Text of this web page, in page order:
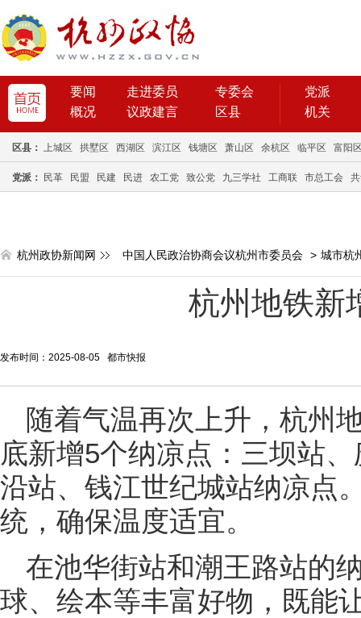
要闻 走进委员
专委会
概况
议政建言 区县
党派
机关
区县： 上城区 拱墅区 西湖区 滨江区 钱塘区 萧山区 余杭区 临平区 富阳
党派： 民革 民盟 民建 民进 农工党 致公党 九三学社 工商联 市总工会
杭州政协新闻网 中国人民政治协商会议杭州市委员会 > 城市杭
杭州地铁新
发布时间：2025-08-05 都市快报
随着气温再次上升，杭州
底新增5个纳凉点：三坝站
沿站、钱江世纪城站纳凉点
统，确保温度适宜。
在池华街站和潮王路站的
球、绘本等丰富好物，既能